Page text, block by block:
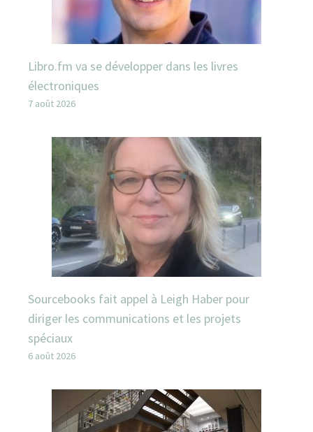
Libro.fm va se développer dans les livres
électroniques
7 août 2026
Sourcebooks fait appel à Leigh Haber pour
diriger les communications et les projets
spéciaux
6 août 2026